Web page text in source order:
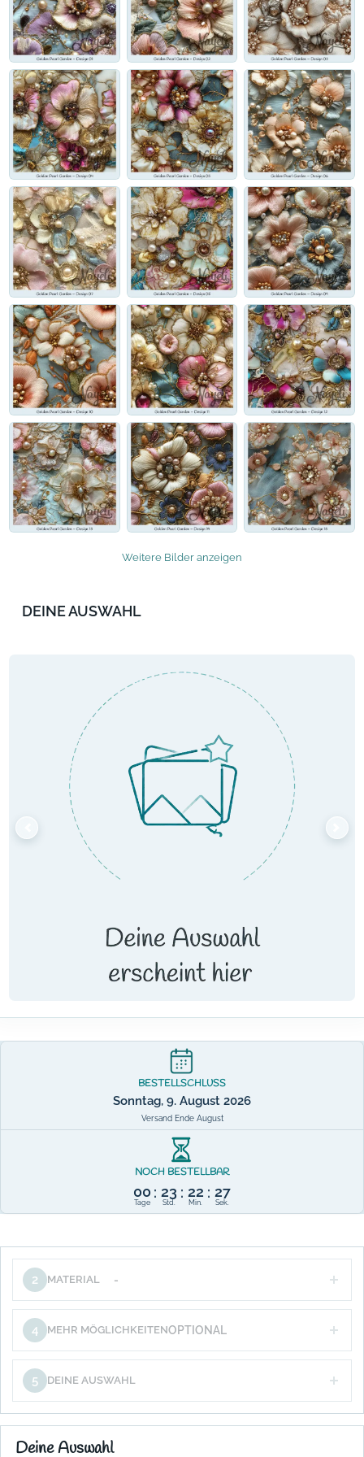
Weitere Bilder anzeigen
DEINE AUSWAHL
BESTELLSCHLUSS
Sonntag, 9. August 2026
Versand Ende August
NOCH BESTELLBAR
00
Tage
: 23
Std.
: 22
Min.
: 26
Sek.
2 MATERIAL -
4 MEHR MÖGLICHKEITENOPTIONAL
5 DEINE AUSWAHL
Deine Auswahl